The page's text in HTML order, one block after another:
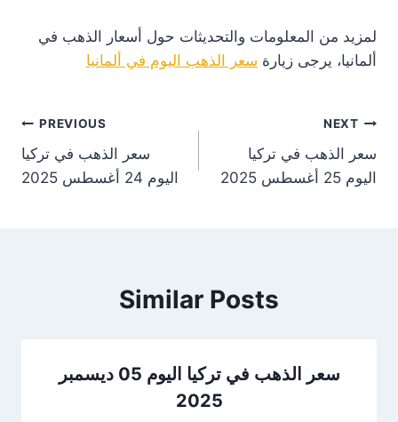
لمزيد من المعلومات والتحديثات حول أسعار الذهب في
ألمانيا، يرجى زيارة سعر الذهب اليوم في ألمانيا
PREVIOUS
سعر الذهب في تركيا
اليوم 24 أغسطس 2025
NEXT
سعر الذهب في تركيا
اليوم 25 أغسطس 2025
Similar Posts
سعر الذهب في تركيا اليوم 05 ديسمبر
2025